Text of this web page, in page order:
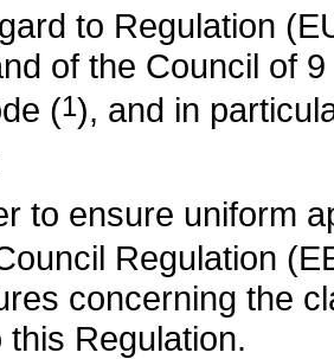
to Regulation
of the Council of
(1), and in
to ensure uniform
Regulation
concerning the
Regulation.